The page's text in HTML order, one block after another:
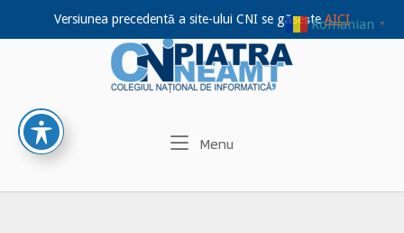
Versiunea precedentă a site-ului CNI se găseșteAICI
Home
Menu
Romanian ▼